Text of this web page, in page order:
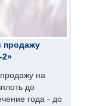
продажу
2»
на
до
года - до